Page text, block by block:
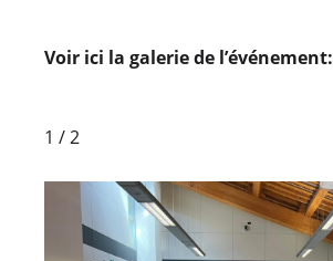
Voir ici la galerie de l’événement:
1 /2